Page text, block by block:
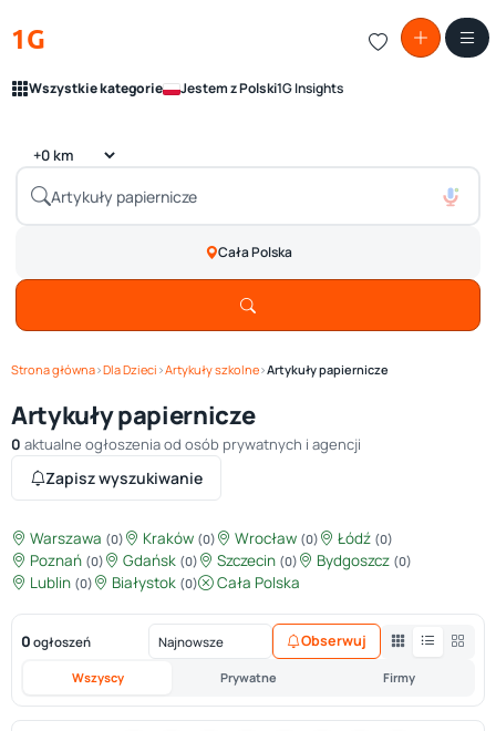
1G
Wszystkie kategorie Jestem z Polski1G Insights
Cała Polska
Strona główna›Dla Dzieci ›Artykuły szkolne›Artykuły papiernicze
Artykuły papiernicze
0 aktualne ogłoszenia od osób prywatnych i agencji
Zapisz wyszukiwanie
Warszawa (0) Kraków (0) Wrocław (0) Łódź (0)
Poznań (0) Gdańsk (0) Szczecin (0) Bydgoszcz (0)
Lublin (0) Białystok (0) Cała Polska
0 ogłoszeń
Wszyscy Prywatne Firmy
Obserwuj